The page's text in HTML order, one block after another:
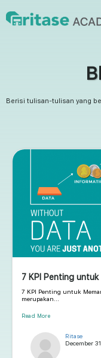
Berisi tulisan-tulisan yang
7 KPI Penting
7 KPI Penting untuk
merupakan...
Read More
Ritase
December